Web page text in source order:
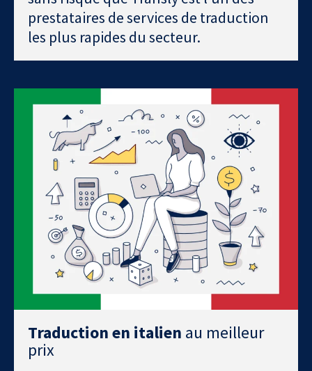
prestataires de services de traduction
les plus rapides du secteur.
Traduction en italien au meilleur
prix